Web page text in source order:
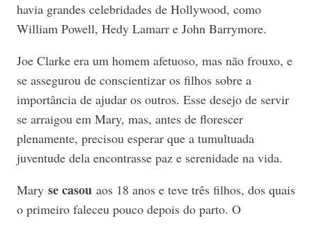
havia grandes celebridades de Hollywood, como
William Powell, Hedy Lamarr e John Barrymore.
Joe Clarke era um homem afetuoso, mas não frouxo, e
se assegurou de conscientizar os filhos sobre a
importância de ajudar os outros. Esse desejo de servir
se arraigou em Mary, mas, antes de florescer
plenamente, precisou esperar que a tumultuada
juventude dela encontrasse paz e serenidade na vida.
Mary se casou aos 18 anos e teve três filhos, dos quais
o primeiro faleceu pouco depois do parto. O